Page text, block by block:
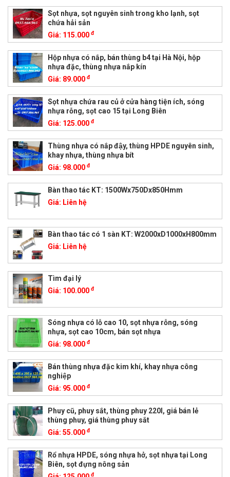
Sọt nhựa, sọt nguyên sinh trong kho lạnh, sọt
chứa hải sản
Giá: 115.000 đ
Hộp nhựa có nắp, bán thùng b4 tại Hà Nội, hộp
nhựa đặc, thùng nhựa nắp kín
Giá: 89.000 đ
Sọt nhựa chứa rau củ ở cửa hàng tiện ích, sóng
nhựa rỗng, sọt cao 15 tại Long Biên
Giá: 125.000 đ
Thùng nhựa có nắp đậy, thùng HPDE nguyên sinh,
khay nhựa, thùng nhựa bít
Giá: 98.000 đ
Bàn thao tác KT: 1500Wx750Dx850Hmm
Giá: Liên hệ
Bàn thao tác có 1 sàn KT: W2000xD1000xH800mm
Giá: Liên hệ
Tìm đại lý
Giá: 100.000 đ
Sóng nhựa có lỗ cao 10, sọt nhựa rỗng, sóng
nhựa, sọt cao 10cm, bán sọt nhựa
Giá: 98.000 đ
Bán thùng nhựa đặc kim khí, khay nhựa công
nghiệp
Giá: 95.000 đ
Phuy cũ, phuy sắt, thùng phuy 220l, giá bán lẻ
thùng phuy, giá thùng phuy sắt
Giá: 55.000 đ
Rổ nhựa HPDE, sóng nhựa hở, sọt nhựa tại Long
Biên, sọt đựng nông sản
đ